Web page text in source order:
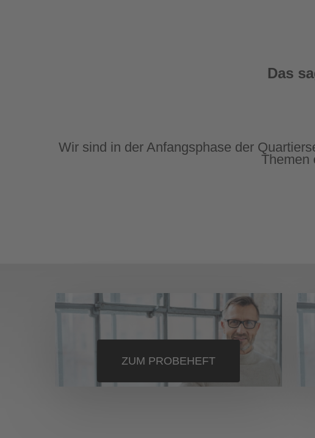
Das
Quartier - empfehlen- und lesenswert -
Wohnungsbaus, die mich schon
ZUM PROBEHEFT